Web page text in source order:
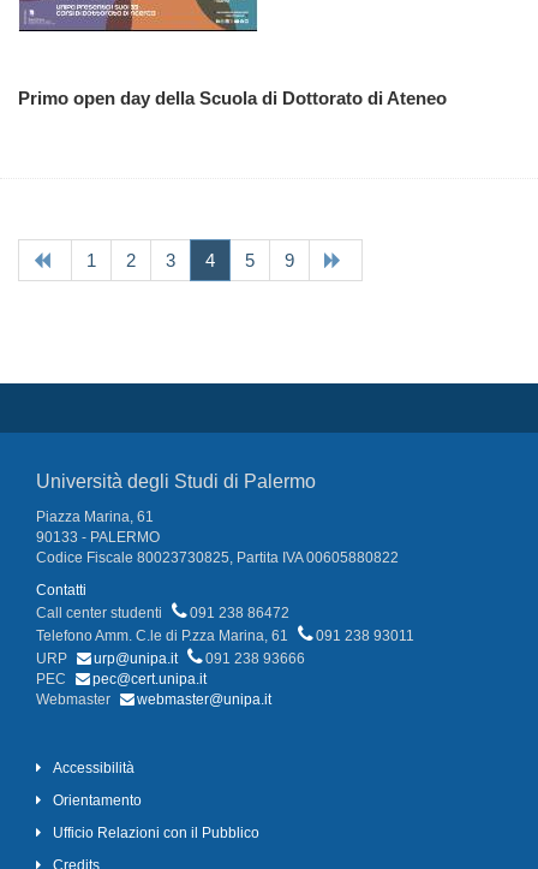
Primo open day della Scuola di Dottorato di Ateneo
1 2 3 4(current)
5 9
Università degli Studi di Palermo
Piazza Marina, 61
90133 - PALERMO
Codice Fiscale 80023730825, Partita IVA 00605880822
Contatti
Call center studenti
091 238 86472
Telefono Amm. C.le di P.zza Marina, 61
091 238 93011
URP
urp@unipa.it
091 238 93666
PEC
pec@cert.unipa.it
Webmaster
webmaster@unipa.it
Accessibilità
Orientamento
Ufficio Relazioni con il Pubblico